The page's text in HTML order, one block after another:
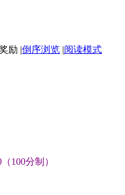
|倒序浏览 |阅读模式
100分制）